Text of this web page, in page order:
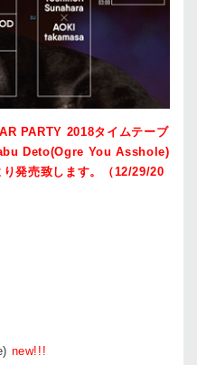
PARTY 2018タイムテーブ
Deto(Ogre You Asshole)
発売致します。（12/29/20
new!!!